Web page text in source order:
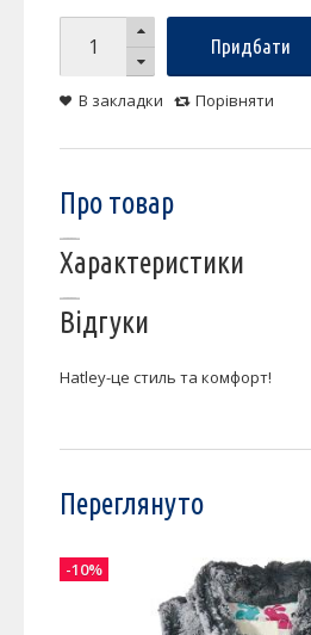
Придбати
В закладки Порівняти
Про товар
Характеристики
Відгуки
Hatley-це стиль та комфорт!
Переглянуто
-10%